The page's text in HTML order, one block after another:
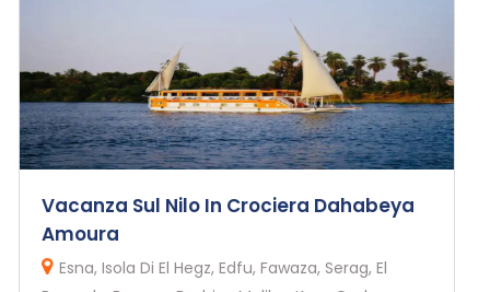
Vacanza Sul Nilo In Crociera Dahabeya
Amoura
Esna, Isola Di El Hegz, Edfu, Fawaza, Serag, El